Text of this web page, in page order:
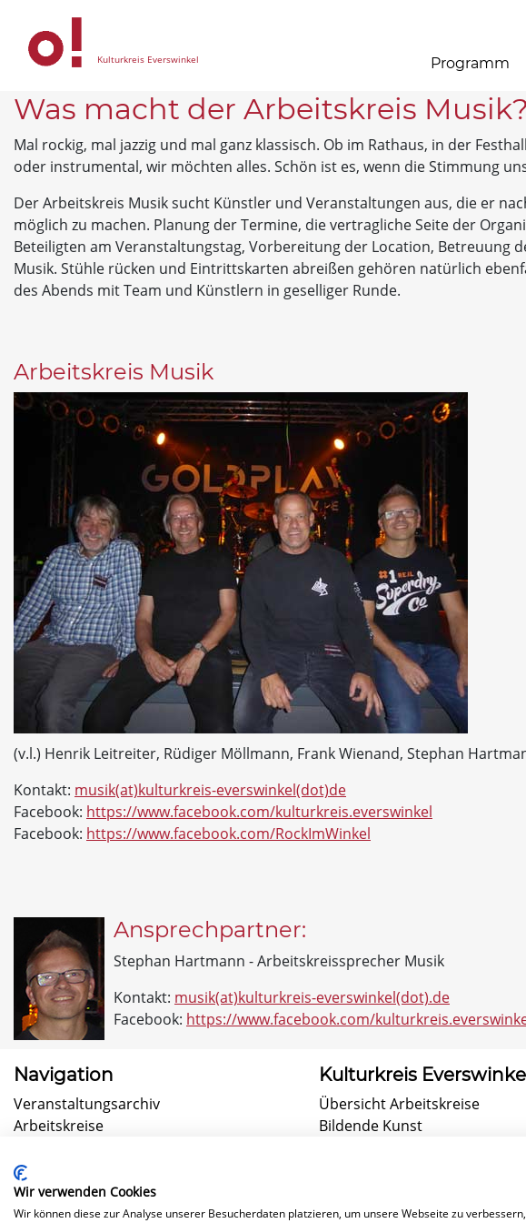
Kulturkreis Everswinkel Programm
Was macht der Arbeitskreis Musik?
Mal rockig, mal jazzig und mal ganz klassisch. Ob im Rathaus, in der
oder instrumental, wir möchten alles. Schön ist es, wenn die Stimmung
Der Arbeitskreis Musik sucht Künstler und Veranstaltungen aus, die er
möglich zu machen. Planung der Termine, die vertragliche Seite der
Beteiligten am Veranstaltungstag, Vorbereitung der Location, Betreuung
Musik. Stühle rücken und Eintrittskarten abreißen gehören natürlich
des Abends mit Team und Künstlern in geselliger Runde.
Arbeitskreis Musik
(v.l.) Henrik Leitreiter, Rüdiger Möllmann, Frank Wienand, Stephan
Kontakt: musik(at)kulturkreis-everswinkel(dot)de
Facebook: https://www.facebook.com/kulturkreis.everswinkel
Facebook: https://www.facebook.com/RockImWinkel
Ansprechpartner:
Stephan Hartmann - Arbeitskreissprecher Musik
Kontakt: musik(at)kulturkreis-everswinkel(dot).de
Facebook: https://www.facebook.com/
Navigation
Veranstaltungsarchiv
Arbeitskreise
Kontakt
Kulturkreis
Übersicht Arbeitskreise
Bildende Kunst
Musik
Wir verwenden Cookies
Wir können diese zur Analyse unserer Besucherdaten platzieren, um unsere Webseite zu